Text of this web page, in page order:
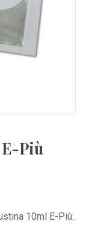
Più
10ml E-Più.